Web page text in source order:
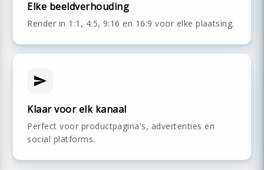
Elke beeldverhouding
Render in 1:1, 4:5, 9:16 en 16:9 voor elke plaatsing.
Klaar voor elk kanaal
Perfect voor productpagina's, advertenties en
social platforms.